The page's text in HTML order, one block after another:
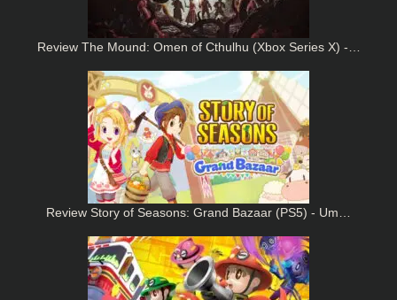
Review The Mound: Omen of Cthulhu (Xbox Series X) -…
Review Story of Seasons: Grand Bazaar (PS5) - Um…